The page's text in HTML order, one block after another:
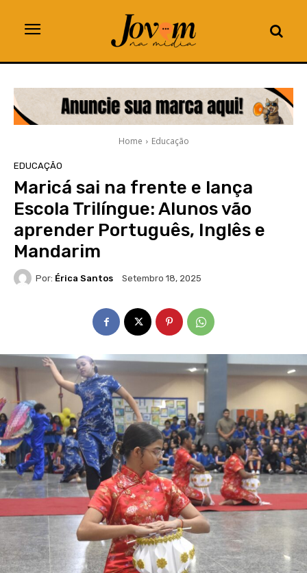
Home Educação
EDUCAÇÃO
Maricá sai na frente e lança
Escola Trilíngue: Alunos vão
aprender Português, Inglês e
Mandarim
Por: Érica Santos Setembro 18, 2025